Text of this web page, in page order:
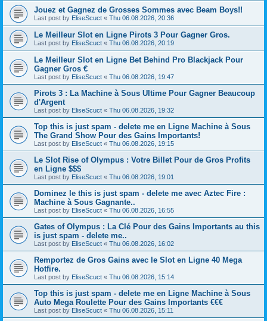
Jouez et Gagnez de Grosses Sommes avec Beam Boys!!
Last post by EliseScuct « Thu 06.08.2026, 20:36
Le Meilleur Slot en Ligne Pirots 3 Pour Gagner Gros.
Last post by EliseScuct « Thu 06.08.2026, 20:19
Le Meilleur Slot en Ligne Bet Behind Pro Blackjack Pour
Gagner Gros €
Last post by EliseScuct « Thu 06.08.2026, 19:47
Pirots 3 : La Machine à Sous Ultime Pour Gagner Beaucoup
d'Argent
Last post by EliseScuct « Thu 06.08.2026, 19:32
Top this is just spam - delete me en Ligne Machine à Sous
The Grand Show Pour des Gains Importants!
Last post by EliseScuct « Thu 06.08.2026, 19:15
Le Slot Rise of Olympus : Votre Billet Pour de Gros Profits
en Ligne $$$
Last post by EliseScuct « Thu 06.08.2026, 19:01
Dominez le this is just spam - delete me avec Aztec Fire :
Machine à Sous Gagnante..
Last post by EliseScuct « Thu 06.08.2026, 16:55
Gates of Olympus : La Clé Pour des Gains Importants au this
is just spam - delete me..
Last post by EliseScuct « Thu 06.08.2026, 16:02
Remportez de Gros Gains avec le Slot en Ligne 40 Mega
Hotfire.
Last post by EliseScuct « Thu 06.08.2026, 15:14
Top this is just spam - delete me en Ligne Machine à Sous
Auto Mega Roulette Pour des Gains Importants €€€
Last post by EliseScuct « Thu 06.08.2026, 15:11